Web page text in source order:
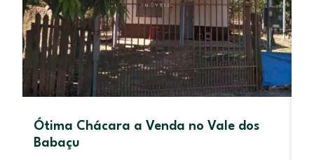
Ótima Chácara a Venda no Vale dos
Babaçu